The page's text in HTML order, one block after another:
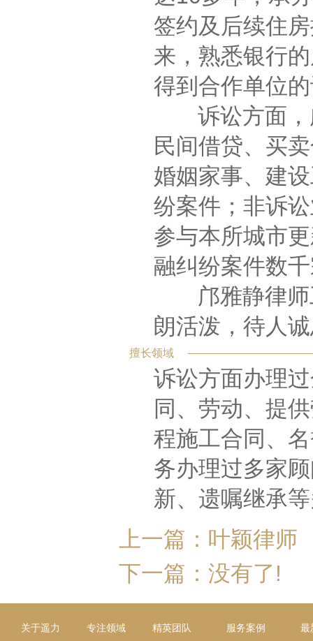
签约及后续住
来，熟悉银行
得到合作单位
诉讼方面，
民间借贷、买
婚姻家事、建
纷案件；非诉
参与本所城市
融纠纷案件数
邝雅静律师
朗活泼，待人
擅长领域
诉讼方面办理
同、劳动、提
程施工合同、
务办理过多家
新、遗嘱继承
上一篇： 叶颖律师
下一篇：没有了!
关于遥力 专注领域 精英团队 服务案例 最